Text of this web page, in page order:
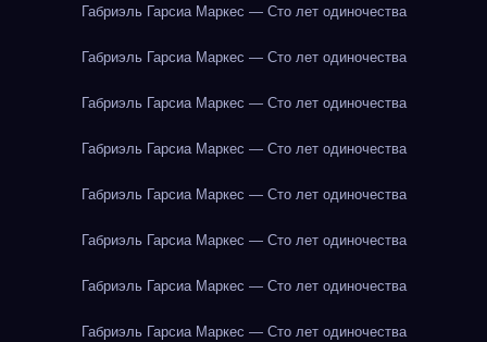
Габриэль Гарсиа Маркес — Сто лет одиночества
Габриэль Гарсиа Маркес — Сто лет одиночества
Габриэль Гарсиа Маркес — Сто лет одиночества
Габриэль Гарсиа Маркес — Сто лет одиночества
Габриэль Гарсиа Маркес — Сто лет одиночества
Габриэль Гарсиа Маркес — Сто лет одиночества
Габриэль Гарсиа Маркес — Сто лет одиночества
Габриэль Гарсиа Маркес — Сто лет одиночества